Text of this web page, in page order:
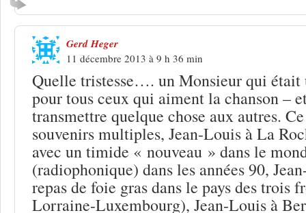
Gerd Heger
11 décembre 2013 à 9 h 36 min
Quelle tristesse…. un Monsieur qui était
pour tous ceux qui aiment la chanson –
transmettre quelque chose aux autres.
souvenirs multiples, Jean-Louis à La
avec un timide « nouveau » dans le
(radiophonique) dans les années 90,
repas de foie gras dans le pays des trois
Lorraine-Luxembourg), Jean-Louis à